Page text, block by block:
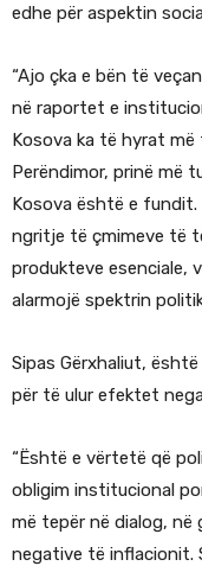
edhe për aspektin
“Ajo çka e bën të
në raportet e
Kosova ka të hyrat më
Perëndimor, prinë më
Kosova është e fundit.
ngritje të çmimeve të
produkteve esenciale,
alarmojë spektrin
Sipas Gërxhaliut,
për të ulur efektet
“Është e vërtetë që
obligim institucional
më tepër në dialog,
negative të